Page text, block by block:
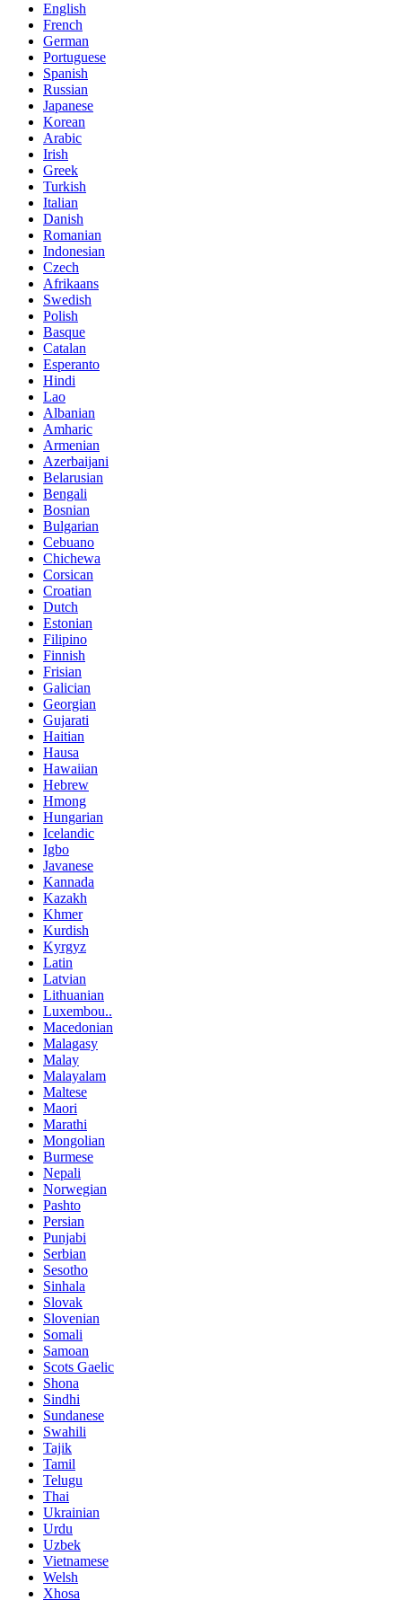
English
French
German
Portuguese
Spanish
Russian
Japanese
Korean
Arabic
Irish
Greek
Turkish
Italian
Danish
Romanian
Indonesian
Czech
Afrikaans
Swedish
Polish
Basque
Catalan
Esperanto
Hindi
Lao
Albanian
Amharic
Armenian
Azerbaijani
Belarusian
Bengali
Bosnian
Bulgarian
Cebuano
Chichewa
Corsican
Croatian
Dutch
Estonian
Filipino
Finnish
Frisian
Galician
Georgian
Gujarati
Haitian
Hausa
Hawaiian
Hebrew
Hmong
Hungarian
Icelandic
Igbo
Javanese
Kannada
Kazakh
Khmer
Kurdish
Kyrgyz
Latin
Latvian
Lithuanian
Luxembou..
Macedonian
Malagasy
Malay
Malayalam
Maltese
Maori
Marathi
Mongolian
Burmese
Nepali
Norwegian
Pashto
Persian
Punjabi
Serbian
Sesotho
Sinhala
Slovak
Slovenian
Somali
Samoan
Scots Gaelic
Shona
Sindhi
Sundanese
Swahili
Tajik
Tamil
Telugu
Thai
Ukrainian
Urdu
Uzbek
Vietnamese
Welsh
Xhosa